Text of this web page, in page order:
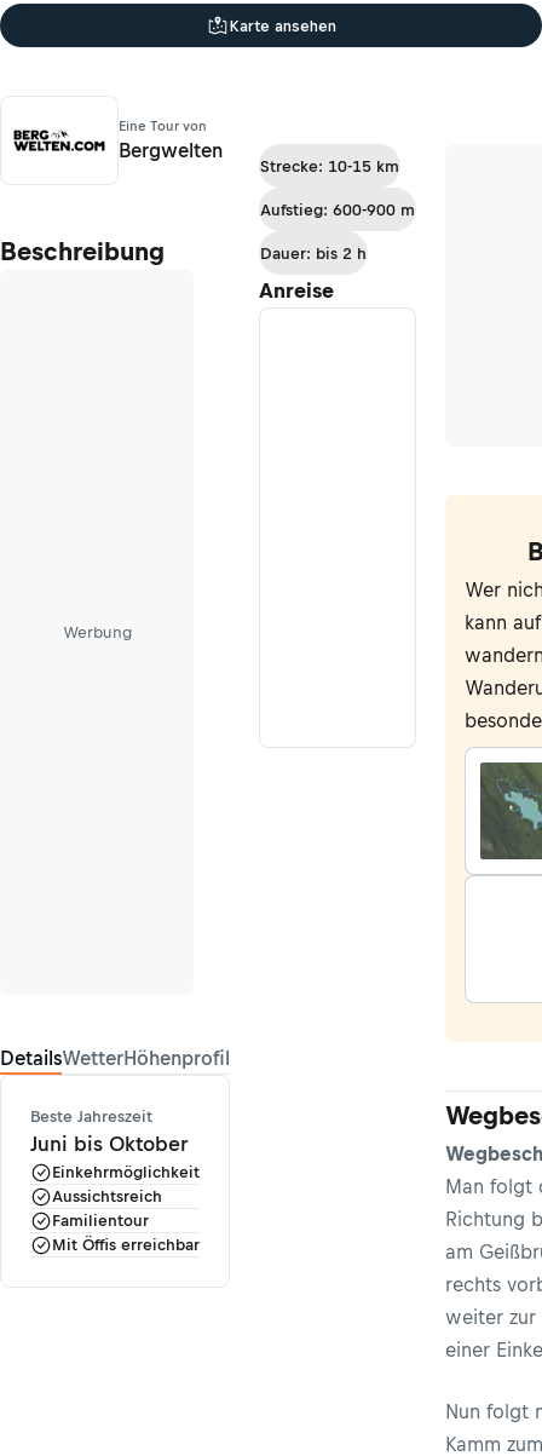
Karte ansehen
Eine Tour von
Bergwelten
Beschreibung
Werbung
DetailsWetterHöhenprofil
Beste Jahreszeit
Juni bis Oktober
Einkehrmöglichkeit
Aussichtsreich
Familientour
Mit Öffis erreichbar
Strecke: 10-15 km
Aufstieg: 600-900 m
Dauer: bis 2 h
Anreise
Wer
kann
Man folgt
Richtung
am
rechts
weiter zur
einer
Nun folgt
Kamm